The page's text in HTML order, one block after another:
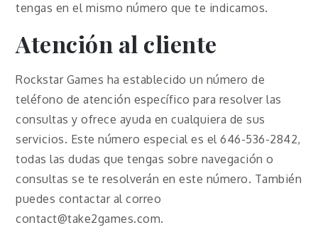
tengas en el mismo número que te indicamos.
Atención al cliente
Rockstar Games ha establecido un número de
teléfono de atención específico para resolver las
consultas y ofrece ayuda en cualquiera de sus
servicios. Este número especial es el 646-536-2842,
todas las dudas que tengas sobre navegación o
consultas se te resolverán en este número. También
puedes contactar al correo
contact@take2games.com.